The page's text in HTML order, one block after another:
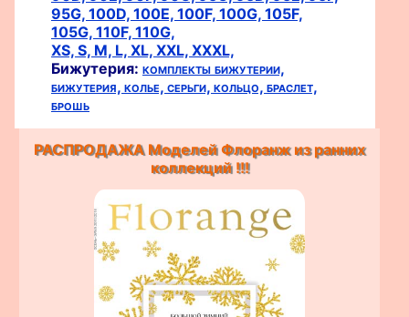
95G, 100D, 100E, 100F, 100G, 105F,
105G, 110F, 110G,
XS, S, M, L, XL, XXL, XXXL,
Бижутерия: комплекты бижутерии,
бижутерия, колье, серьги, кольцо, браслет,
брошь
РАСПРОДАЖА Моделей Флоранж из ранних
коллекций !!!